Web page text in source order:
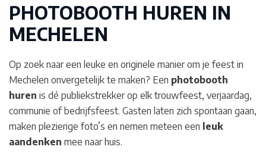
PHOTOBOOTH HUREN IN
MECHELEN
Op zoek naar een leuke en originele manier om je feest in
Mechelen onvergetelijk te maken? Een photobooth
huren is dé publiekstrekker op elk trouwfeest, verjaardag,
communie of bedrijfsfeest. Gasten laten zich spontaan gaan,
maken plezierige foto’s en nemen meteen een leuk
aandenken mee naar huis.